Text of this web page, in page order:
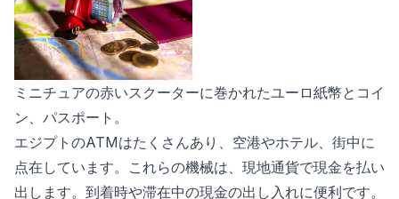
ミニチュアの赤いスクーターに巻かれたユーロ紙幣とコイ
ン、パスポート。
エジプトのATMはたくさんあり、空港やホテル、街中に
点在しています。これらの機械は、現地通貨で現金を払い
出します。到着時や滞在中の現金の出し入れに便利です。